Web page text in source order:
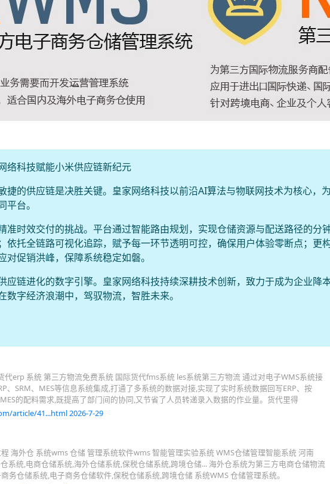
科技赋能小米供应链新纪元
捷的供应链是决胜关键。皇家网络科技以前沿AI算法与物联网技术为核心，
台。
准时效交付的挑战。平台通过智能路由规划，实现仓储资源与配送路径的分
依托全链路可视化追踪，赋予每一环节透明可控，确保用户体验零断点；更
促销洪峰，保障系统稳定如磐。
应链进化的数字引擎。皇家网络科技持续深耕技术创新，致力于成为企业降
字经济浪潮中，驾驭物流，智胜未来。
代erp 系统 第三方物流免费系统 国际货代fms系统 les系统第三方物流 通过对电子WMS系统接
、SRM、MES等信息系统集成,打通了多系统的数据对接,实现了实时系统数据回写ERP、按
的配料需求,既提高了部门间的协同,又节省了人员转递录入数据的作业量。货代里得
article/41...html 2026-7-29
海外仓 系统wms 仓储 管理系统软件wms 智能管理实验系统 WMS仓储管理智能系统 河南
系统,电商仓储系统,海外仓储系统,保税仓储系统,跨境仓储... 海外仓系统为第三方电商仓储物流
务仓储系统,电子商务仓储软件,保税仓储系统,跨境仓储 系统WMS 仓储管理系统。